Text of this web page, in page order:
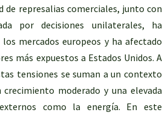
de represalias comerciales, junto con
por decisiones unilaterales, ha
mercados europeos y ha afectado
más expuestos a Estados Unidos. A
tensiones se suman a un contexto
moderado y una elevada
como la energía. En este